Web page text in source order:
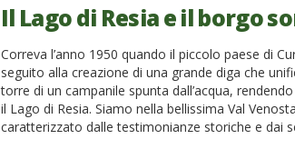
Il Lago di Resia e il borgo
Correva l’anno 1950 quando il piccolo paese di
seguito alla creazione di una grande diga che
torre di un campanile spunta dall’acqua,
il Lago di Resia. Siamo nella bellissima Val
caratterizzato dalle testimonianze storiche e dai